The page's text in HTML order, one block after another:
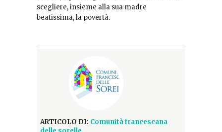
scegliere, insieme alla sua madre
beatissima, la povertà.
ARTICOLO DI: Comunità francescana